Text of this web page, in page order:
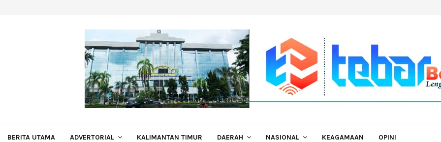
BERITA UTAMA ADVERTORIAL KALIMANTAN TIMUR DAERAH NASIONAL KEAGAMAAN OPINI